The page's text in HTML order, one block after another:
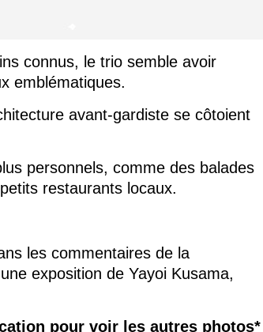
connus, le trio semble avoir
emblématiques.
avant-gardiste se côtoient
personnels, comme des balades
restaurants locaux.
les commentaires de la
exposition de Yayoi Kusama,
pour voir les autres photos*